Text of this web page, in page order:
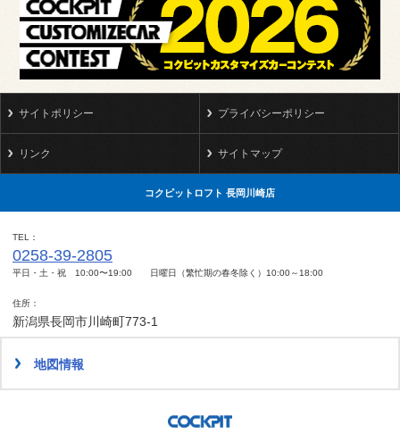
サイトポリシー プライバシーポリシー
リンク サイトマップ
コクピットロフト 長岡川崎店
TEL
0258-39-2805
平日・土・祝 10:00〜19:00 日曜日（繁忙期の春冬除く）10:00～18:00
住所
新潟県長岡市川崎町773-1
地図情報